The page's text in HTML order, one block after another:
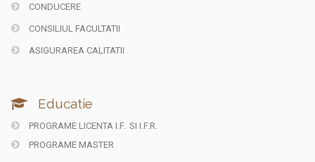
CONDUCERE
CONSILIUL FACULTATII
ASIGURAREA CALITATII
Educatie
PROGRAME LICENTA I.F. SI I.F.R.
PROGRAME MASTER